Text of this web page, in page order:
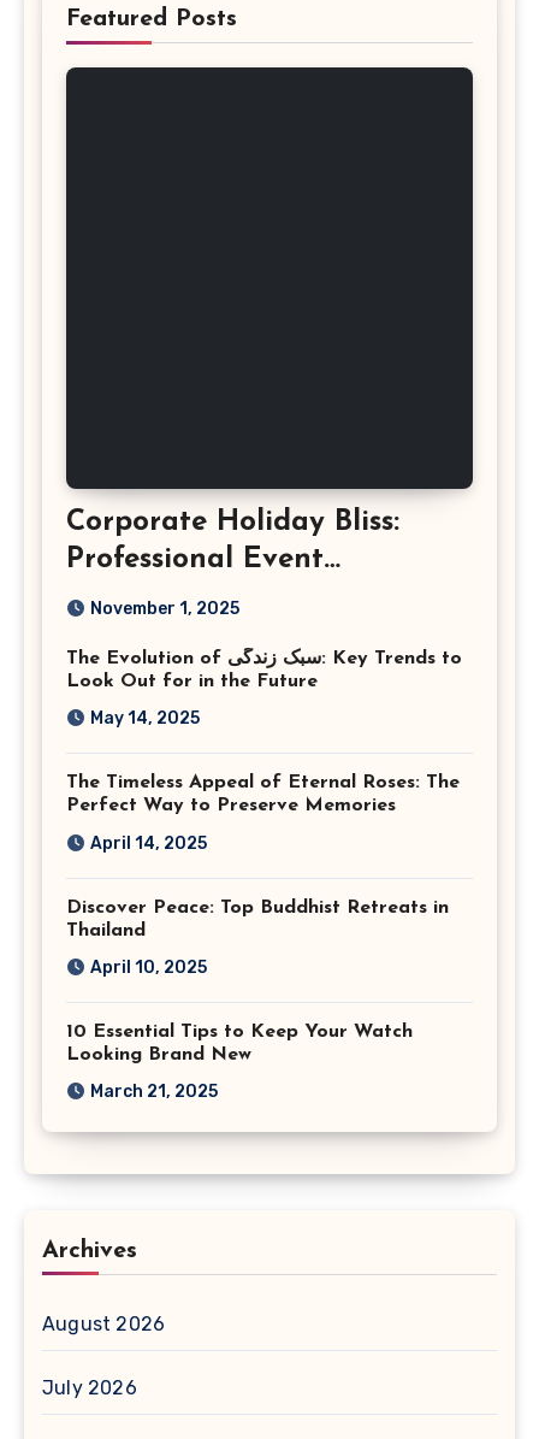
Featured Posts
Corporate Holiday Bliss:
Professional Event
Photography in Ashburn
November 1, 2025
The Evolution of سبک زندگی: Key Trends to
Look Out for in the Future
May 14, 2025
The Timeless Appeal of Eternal Roses: The
Perfect Way to Preserve Memories
April 14, 2025
Discover Peace: Top Buddhist Retreats in
Thailand
April 10, 2025
10 Essential Tips to Keep Your Watch
Looking Brand New
March 21, 2025
Archives
August 2026
July 2026